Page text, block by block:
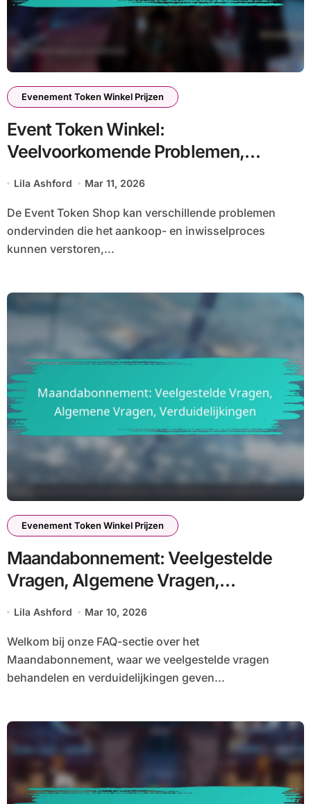
Evenement Token Winkel Prijzen
Event Token Winkel:
Veelvoorkomende Problemen,
Probleemoplossing, Ondersteuning
Lila Ashford Mar 11, 2026
De Event Token Shop kan verschillende problemen
ondervinden die het aankoop- en inwisselproces
kunnen verstoren,...
Evenement Token Winkel Prijzen
Maandabonnement: Veelgestelde
Vragen, Algemene Vragen,
Verduidelijkingen
Lila Ashford Mar 10, 2026
Welkom bij onze FAQ-sectie over het
Maandabonnement, waar we veelgestelde vragen
behandelen en verduidelijkingen geven...